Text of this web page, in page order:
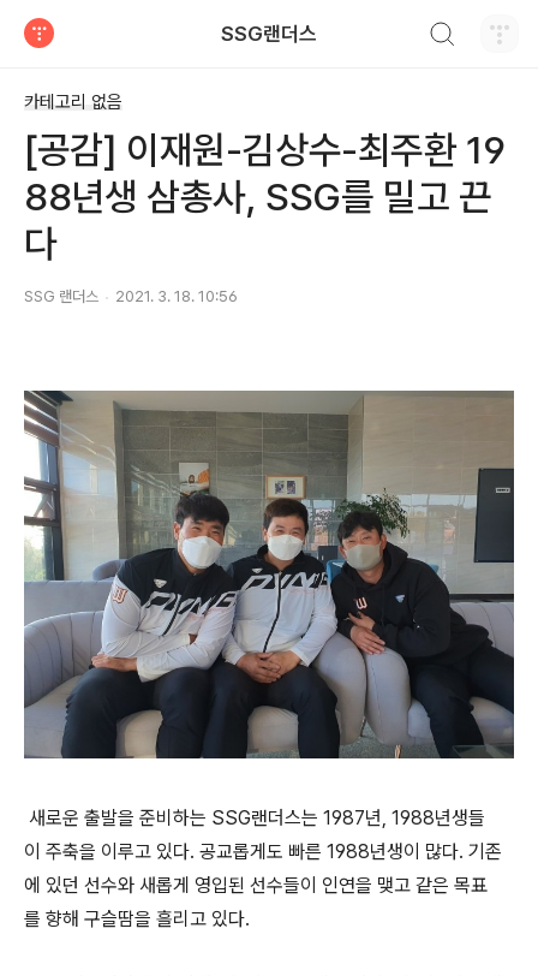
SSG랜더스
카테고리 없음
[공감] 이재원-김상수-최주환 19
88년생 삼총사, SSG를 밀고 끈
다
SSG 랜더스 2021. 3. 18. 10:56
새로운 출발을 준비하는 SSG랜더스는 1987년, 1988년생들
이 주축을 이루고 있다. 공교롭게도 빠른 1988년생이 많다. 기존
에 있던 선수와 새롭게 영입된 선수들이 인연을 맺고 같은 목표
를 향해 구슬땀을 흘리고 있다.